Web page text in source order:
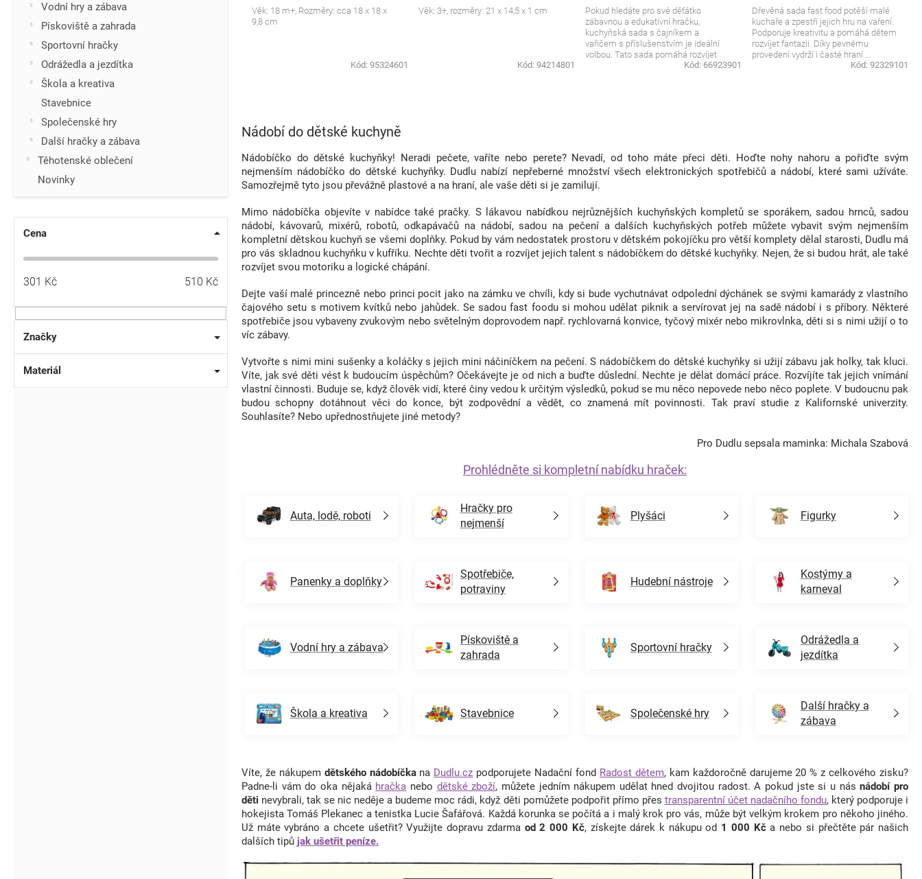
Vodní hry a zábava
Pískoviště a zahrada
Sportovní hračky
Odrážedla a jezdítka
Škola a kreativa
Stavebnice
Společenské hry
Další hračky a zábava
Těhotenské oblečení
Novinky
Cena
301 Kč 510 Kč
Značky
Materiál
Věk: 18 m+, Rozměry: cca 18 x 18 x
9,8 cm
Kód: 95324601
Věk: 3+, rozměry: 21 x 14,5 x 1 cm
Kód: 94214801
Pokud hledáte pro své děťátko
zábavnou a edukativní hračku,
kuchyňská sada s čajníkem a
vařičem s příslušenstvím je ideální
volbou. Tato sada pomáhá rozvíjet
Kód: 66923901
Dřevěná sada fast food potěší malé
kuchaře a zpestří jejich hru na vaření.
Podporuje kreativitu a pomáhá dětem
rozvíjet fantazii. Díky pevnému
provedení vydrží i časté hraní....
Kód: 92329101
d
a
c
p
r
v
k
ý
p
i
Nádobí do dětské kuchyně
Nádobíčko do dětské kuchyňky! Neradi pečete, vaříte nebo perete? Nevadí, od toho máte přeci děti. Hoďte nohy nahoru a pořiďte svým
nejmenším nádobíčko do dětské kuchyňky. Dudlu nabízí nepřeberné množství všech elektronických spotřebičů a nádobí, které sami užíváte.
Samozřejmě tyto jsou převážně plastové a na hraní, ale vaše děti si je zamilují.
Mimo nádobíčka objevíte v nabídce také pračky. S lákavou nabídkou nejrůznějších kuchyňských kompletů se sporákem, sadou hrnců, sadou
nádobí, kávovarů, mixérů, robotů, odkapávačů na nádobí, sadou na pečení a dalších kuchyňských potřeb můžete vybavit svým nejmenším
kompletní dětskou kuchyň se všemi doplňky. Pokud by vám nedostatek prostoru v dětském pokojíčku pro větší komplety dělal starosti, Dudlu má
pro vás skladnou kuchyňku v kufříku. Nechte děti tvořit a rozvíjet jejich talent s nádobíčkem do dětské kuchyňky. Nejen, že si budou hrát, ale také
rozvíjet svou motoriku a logické chápání.
Dejte vaší malé princezně nebo princi pocit jako na zámku ve chvíli, kdy si bude vychutnávat odpolední dýchánek se svými kamarády z vlastního
čajového setu s motivem kvítků nebo jahůdek. Se sadou fast foodu si mohou udělat piknik a servírovat jej na sadě nádobí i s příbory. Některé
spotřebiče jsou vybaveny zvukovým nebo světelným doprovodem např. rychlovarná konvice, tyčový mixér nebo mikrovlnka, děti si s nimi užijí o to
víc zábavy.
Vytvořte s nimi mini sušenky a koláčky s jejich mini náčiníčkem na pečení. S nádobíčkem do dětské kuchyňky si užijí zábavu jak holky, tak kluci.
Víte, jak své děti vést k budoucím úspěchům? Očekávejte je od nich a buďte důslední. Nechte je dělat domácí práce. Rozvíjíte tak jejich vnímání
vlastní činnosti. Buduje se, když člověk vidí, které činy vedou k určitým výsledků, pokud se mu něco nepovede nebo něco poplete. V budoucnu pak
budou schopny dotáhnout věci do konce, být zodpovědní a vědět, co znamená mít povinnosti. Tak praví studie z Kalifornské univerzity.
Souhlasíte? Nebo upřednostňujete jiné metody?
Pro Dudlu sepsala maminka: Michala Szabová
Prohlédněte si kompletní nabídku hraček:
Auta, lodě, roboti
Hračky pro
nejmenší
Plyšáci Figurky
Panenky a doplňky
Spotřebiče,
potraviny
Hudební nástroje
Kostýmy a
karneval
Vodní hry a zábava
Pískoviště a
zahrada
Sportovní hračky
Odrážedla a
jezdítka
Škola a kreativa Stavebnice Společenské hry
Další hračky a
zábava
Víte, že nákupem dětského nádobíčka na Dudlu.cz podporujete Nadační fond Radost dětem, kam každoročně darujeme 20 % z celkového zisku?
Padne-li vám do oka nějaká hračka nebo dětské zboží, můžete jedním nákupem udělat hned dvojitou radost. A pokud jste si u nás nádobí pro
děti nevybrali, tak se nic neděje a budeme moc rádi, když děti pomůžete podpořit přímo přes transparentní účet nadačního fondu, který podporuje i
hokejista Tomáš Plekanec a tenistka Lucie Šafářová. Každá korunka se počítá a i malý krok pro vás, může být velkým krokem pro někoho jiného.
Už máte vybráno a chcete ušetřit? Využijte dopravu zdarma od 2 000 Kč, získejte dárek k nákupu od 1 000 Kča nebo si přečtěte pár našich
dalších tipů jak ušetřit peníze.